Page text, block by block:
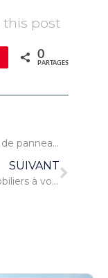
this post
Épingle 0
PARTAGES
Comment préparer l’installation de panneaux solaires pour sa propre consommation ?
SUIVANT
Parisearch : des chasseurs immobiliers à votre écoute à Paris